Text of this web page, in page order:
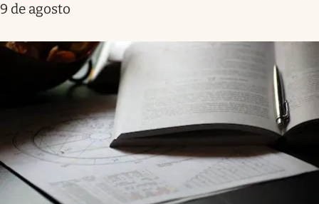
9 de agosto